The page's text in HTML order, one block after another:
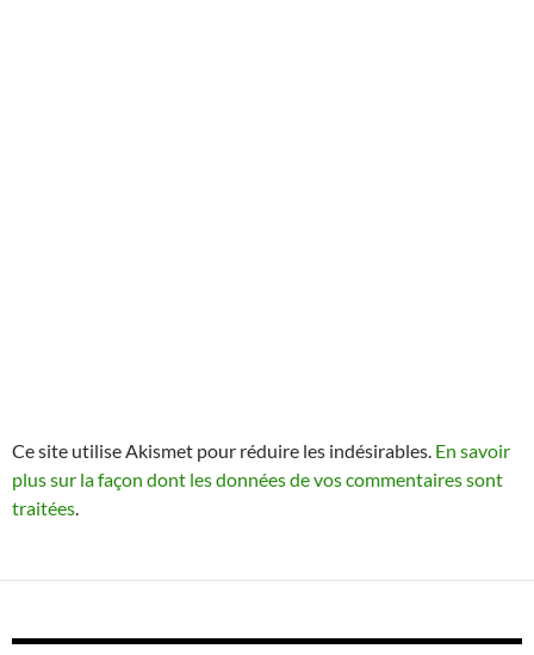
Ce site utilise Akismet pour réduire les indésirables. En savoir
plus sur la façon dont les données de vos commentaires sont
traitées.